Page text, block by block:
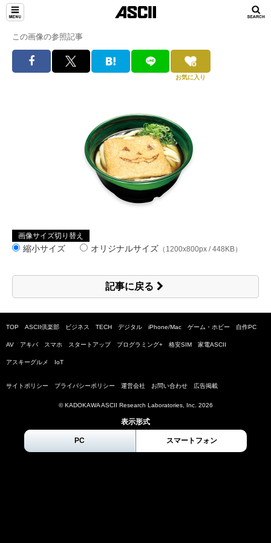
この画像の参照記事
お気に入り
画像サイズ切り替え
縮小サイズ オリジナルサイズ （1200x800px / 448KB）
記事に戻る
TOP ASCII倶楽部 ビジネス TECH デジタル iPhone/Mac ゲーム・ホビー 自作PC
AV アキバ スマホ スタートアップ プログラミング+ 格安SIM 家電ASCII
アスキーグルメ IoT
サイトポリシー プライバシーポリシー 運営会社 お問い合わせ 広告掲載
© KADOKAWA ASCII Research Laboratories, Inc. 2026
表示形式
PC スマートフォン